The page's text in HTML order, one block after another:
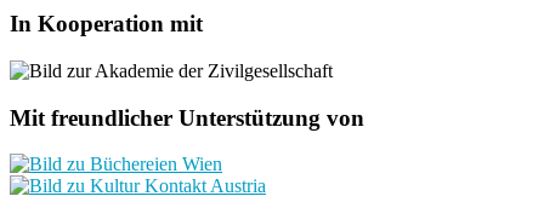
In Kooperation mit
Mit freundlicher Unterstützung von